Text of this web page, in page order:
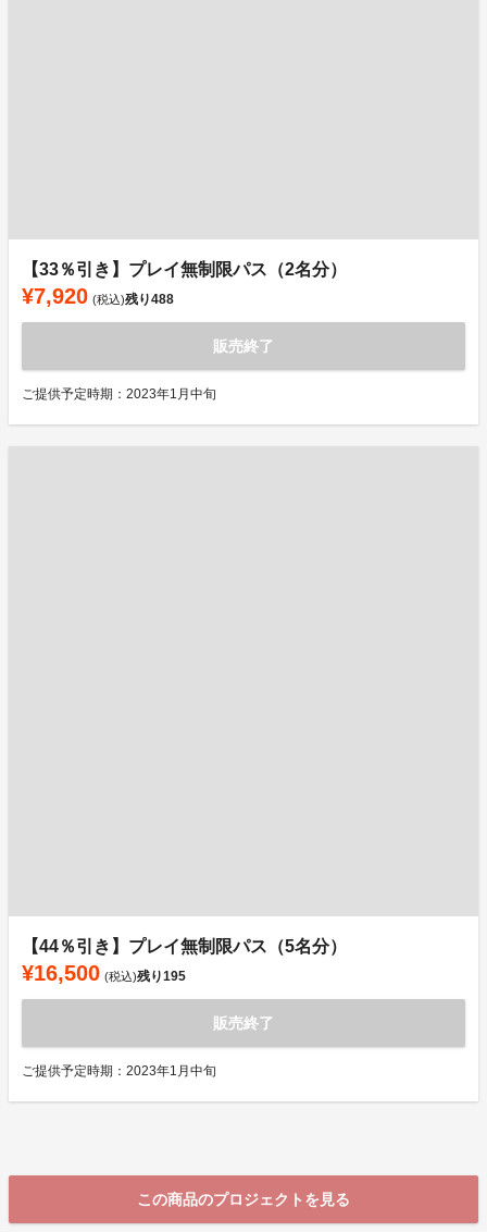
【33％引き】プレイ無制限パス（2名分）
¥7,920 (税込)残り488
販売終了
ご提供予定時期：2023年1月中旬
【44％引き】プレイ無制限パス（5名分）
¥16,500 (税込)残り195
販売終了
ご提供予定時期：2023年1月中旬
この商品のプロジェクトを見る